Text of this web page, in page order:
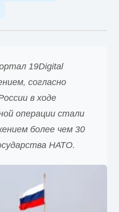
19Digital
согласно
в ходе
операции стали
более чем 30
НАТО.